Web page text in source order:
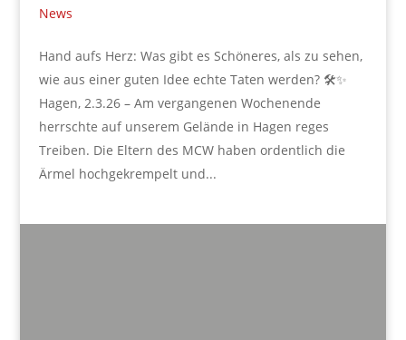
News
Hand aufs Herz: Was gibt es Schöneres, als zu sehen,
wie aus einer guten Idee echte Taten werden? 🛠️✨
Hagen, 2.3.26 – Am vergangenen Wochenende
herrschte auf unserem Gelände in Hagen reges
Treiben. Die Eltern des MCW haben ordentlich die
Ärmel hochgekrempelt und...